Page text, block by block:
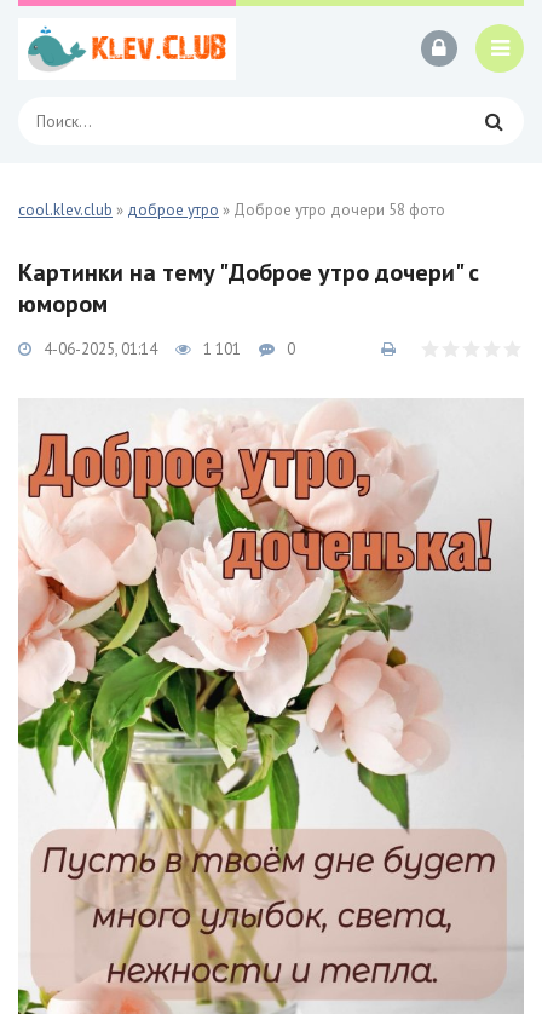
cool.klev.club » доброе утро » Доброе утро дочери 58 фото
Картинки на тему "Доброе утро дочери" с
юмором
4-06-2025, 01:14 1 101 0